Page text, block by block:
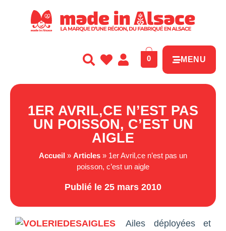
0 MENU
1ER AVRIL,CE N’EST PAS
UN POISSON, C’EST UN
AIGLE
Accueil » Articles » 1er Avril,ce n’est pas un
poisson, c’est un aigle
Publié le 25 mars 2010
Ailes déployées et